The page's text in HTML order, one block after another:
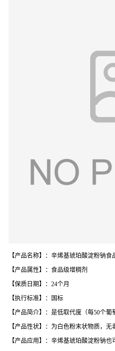
【产品名称】：辛烯基琥珀酸淀粉钠
【产品属性】：食品级增稠剂
【保质日期】：24个月
【执行标准】：国标
【产品简介】：是低取代度（每50个
【产品性状】：为白色粉末状物质，
【产品应用】：辛烯基琥珀酸淀粉钠